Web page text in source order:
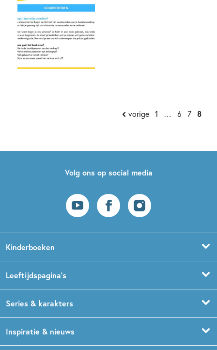
vorige 1 … 6 7 8
Volg ons op social media
Kinderboeken
Prentenboeken
Babyboeken
Leeftijdspagina’s
Boekentips 1,5 - 3 jaar
Series & karakters
Dog Man
Inspiratie & nieuws